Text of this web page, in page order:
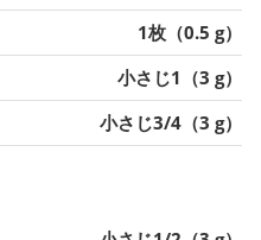
1枚（0.5 g）
小さじ1（3 g）
小さじ3/4（3 g）